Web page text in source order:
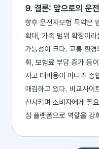
9. 결론: 앞으로의 운
향후 운전자보험 특약은
확대, 가족 범위 확장이
가능성이 크다. 교통 환
화, 보험료 부담 증가 등
사고 대비용이 아니라 종
매김하고 있다. 비교사이
산시키며 소비자에게 필
심 플랫폼으로 역할을 강